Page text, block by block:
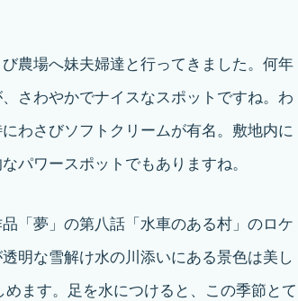
農場へ妹夫婦達と行ってきました。何年
さわやかでナイスなスポットですね。わ
わさびソフトクリームが有名。敷地内に
パワースポットでもありますね。
「夢」 の第八話「水車のある村」のロケ
明な雪解け水の川添いにある景色は美し
ます。足を水につけると、この季節とて